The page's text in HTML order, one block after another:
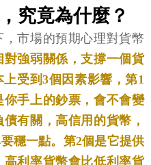
究竟為什麼？
市場的預期心理對貨幣
對強弱關係，支撐一個貨
受到3個因素影響，第1
手上的鈔票，會不會變
有關，高信用的貨幣，
穩一點。第2個是它提供
利率貨幣會比低利率貨